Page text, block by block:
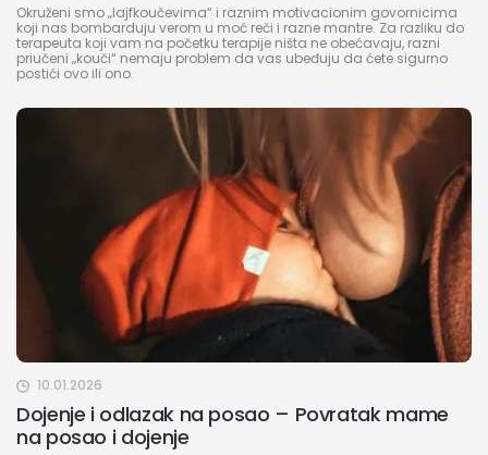
Okruženi smo „lajfkoučevima“ i raznim motivacionim govornicima
koji nas bombarduju verom u moć reči i razne mantre. Za razliku do
terapeuta koji vam na početku terapije ništa ne obećavaju, razni
priučeni „kouči“ nemaju problem da vas ubeđuju da ćete sigurno
postići ovo ili ono.
10.01.2026
Dojenje i odlazak na posao – Povratak mame
na posao i dojenje